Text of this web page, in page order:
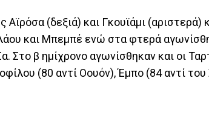
(δεξιά) και Γκουϊάμι (αριστερά)
και Μπεμπέ ενώ στα φτερά
β ημίχρονο αγωνίσθηκαν και οι
(80 αντί Οουόν), Έμπο (84 αντί του